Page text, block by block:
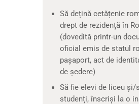
Să dețină cetățenie
drept de rezidență în
(dovedită printr-un
oficial emis de statul
pașaport, act de
de ședere)
Să fie elevi de liceu și/
studenți, înscriși la o